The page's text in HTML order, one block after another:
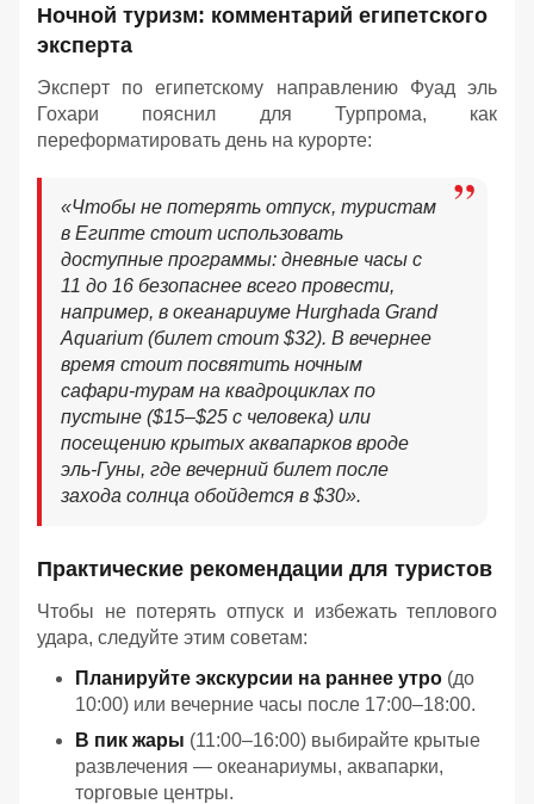
Ночной туризм: комментарий египетского
эксперта
Эксперт по египетскому направлению Фуад эль
Гохари пояснил для Турпрома, как
переформатировать день на курорте:
«Чтобы не потерять отпуск, туристам
в Египте стоит использовать
доступные программы: дневные часы с
11 до 16 безопаснее всего провести,
например, в океанариуме Hurghada Grand
Aquarium (билет стоит $32). В вечернее
время стоит посвятить ночным
сафари-турам на квадроциклах по
пустыне ($15–$25 с человека) или
посещению крытых аквапарков вроде
эль-Гуны, где вечерний билет после
захода солнца обойдется в $30».
Практические рекомендации для туристов
Чтобы не потерять отпуск и избежать теплового
удара, следуйте этим советам:
Планируйте экскурсии на раннее утро (до
10:00) или вечерние часы после 17:00–18:00.
В пик жары (11:00–16:00) выбирайте крытые
развлечения — океанариумы, аквапарки,
торговые центры.